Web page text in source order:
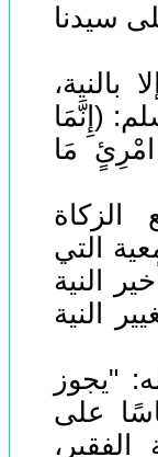
سيدنا
(إِنَّمَا
امْرِئٍ مَا
الزكاة
التي
النية
النية
"يجوز
على